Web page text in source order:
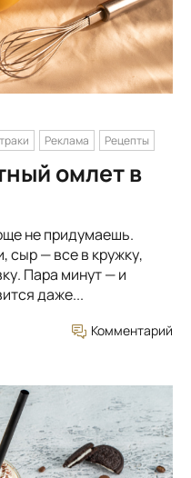
Реклама Рецепты
омлет в
не придумаешь.
сыр — все в кружку,
Пара минут — и
даже...
Комментарий